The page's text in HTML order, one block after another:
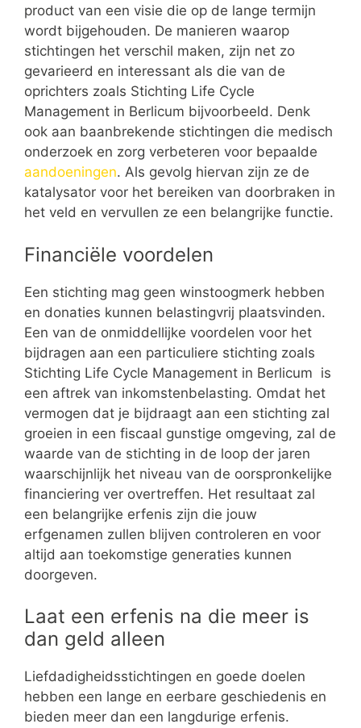
product van een visie die op de lange termijn
wordt bijgehouden. De manieren waarop
stichtingen het verschil maken, zijn net zo
gevarieerd en interessant als die van de
oprichters zoals Stichting Life Cycle
Management in Berlicum bijvoorbeeld. Denk
ook aan baanbrekende stichtingen die medisch
onderzoek en zorg verbeteren voor bepaalde
aandoeningen. Als gevolg hiervan zijn ze de
katalysator voor het bereiken van doorbraken in
het veld en vervullen ze een belangrijke functie.
Financiële voordelen
Een stichting mag geen winstoogmerk hebben
en donaties kunnen belastingvrij plaatsvinden.
Een van de onmiddellijke voordelen voor het
bijdragen aan een particuliere stichting zoals
Stichting Life Cycle Management in Berlicum is
een aftrek van inkomstenbelasting. Omdat het
vermogen dat je bijdraagt aan een stichting zal
groeien in een fiscaal gunstige omgeving, zal de
waarde van de stichting in de loop der jaren
waarschijnlijk het niveau van de oorspronkelijke
financiering ver overtreffen. Het resultaat zal
een belangrijke erfenis zijn die jouw
erfgenamen zullen blijven controleren en voor
altijd aan toekomstige generaties kunnen
doorgeven.
Laat een erfenis na die meer is
dan geld alleen
Liefdadigheidsstichtingen en goede doelen
hebben een lange en eerbare geschiedenis en
bieden meer dan een langdurige erfenis.